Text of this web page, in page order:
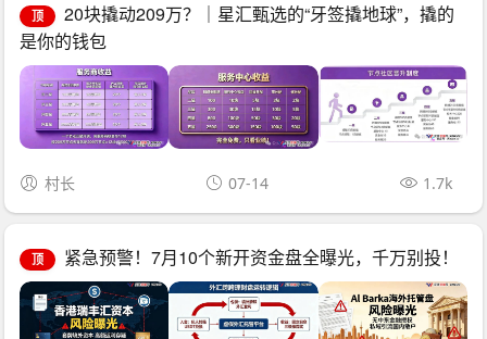
顶
20块撬动209万？｜星汇甄选的“牙签撬地球”，撬的
是你的钱包
村长 07-14 1.7k
顶 紧急预警！7月10个新开资金盘全曝光，千万别投！